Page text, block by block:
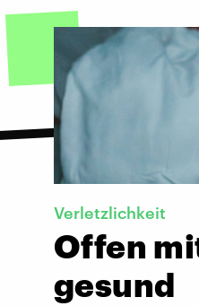
Verletzlichkeit
Offen
gesund